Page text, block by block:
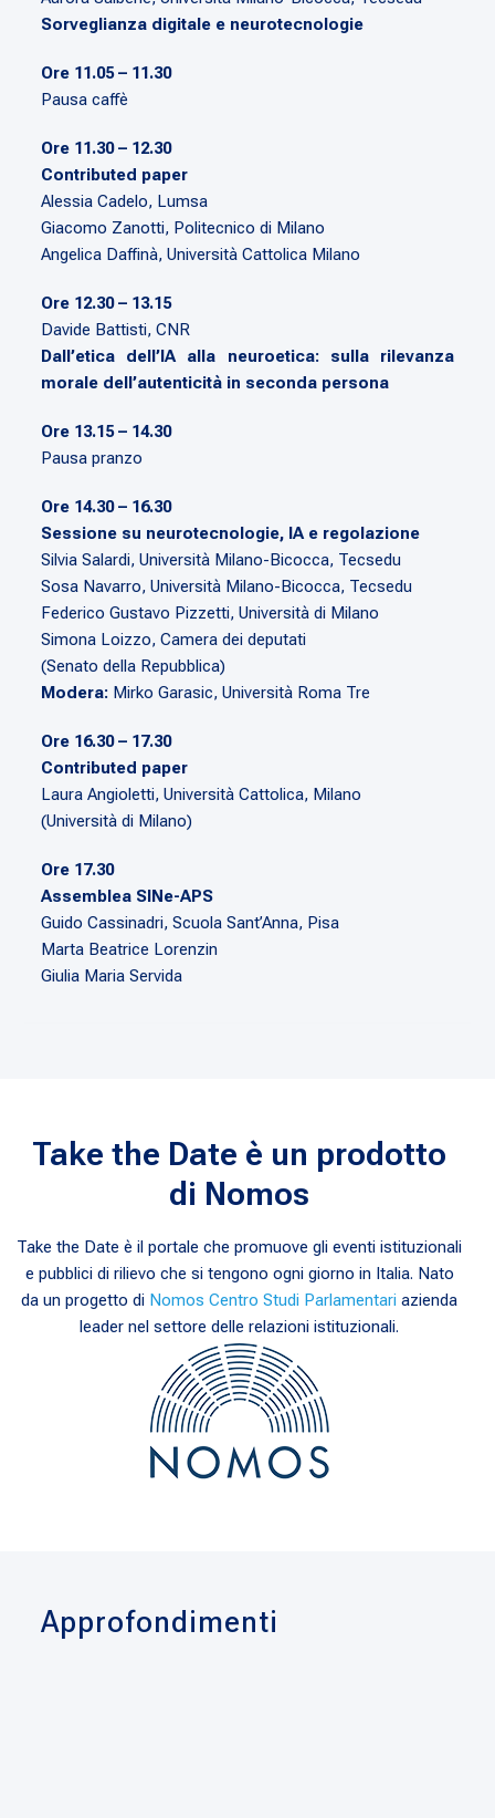
Sorveglianza digitale e neurotecnologie
Ore 11.05 – 11.30
Pausa caffè
Ore 11.30 – 12.30
Contributed paper
Alessia Cadelo, Lumsa
Giacomo Zanotti, Politecnico di Milano
Angelica Daffinà, Università Cattolica Milano
Ore 12.30 – 13.15
Davide Battisti, CNR
Dall’etica dell’IA alla neuroetica: sulla rilevanza
morale dell’autenticità in seconda persona
Ore 13.15 – 14.30
Pausa pranzo
Ore 14.30 – 16.30
Sessione su neurotecnologie, IA e regolazione
Silvia Salardi, Università Milano-Bicocca, Tecsedu
Sosa Navarro, Università Milano-Bicocca, Tecsedu
Federico Gustavo Pizzetti, Università di Milano
Simona Loizzo, Camera dei deputati
(Senato della Repubblica)
Modera: Mirko Garasic, Università Roma Tre
Ore 16.30 – 17.30
Contributed paper
Laura Angioletti, Università Cattolica, Milano
(Università di Milano)
Ore 17.30
Assemblea SINe-APS
Guido Cassinadri, Scuola Sant’Anna, Pisa
Marta Beatrice Lorenzin
Giulia Maria Servida
Take the Date è un prodotto
di Nomos
Take the Date è il portale che promuove gli eventi istituzionali
e pubblici di rilievo che si tengono ogni giorno in Italia. Nato
da un progetto di Nomos Centro Studi Parlamentari azienda
leader nel settore delle relazioni istituzionali.
Approfondimenti